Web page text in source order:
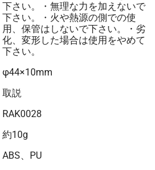
下さい。・無理な力を加えないで
下さい。・火や熱源の側での使
用、保管はしないで下さい。・劣
化、変形した場合は使用をやめて
下さい。
φ44×10mm
取説
RAK0028
約10g
ABS、PU